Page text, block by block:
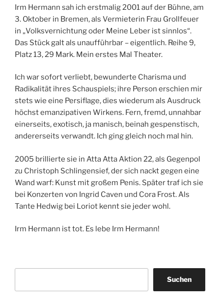
Irm Hermann sah ich erstmalig 2001 auf der Bühne, am
3. Oktober in Bremen, als Vermieterin Frau Grollfeuer
in „Volksvernichtung oder Meine Leber ist sinnlos“.
Das Stück galt als unaufführbar – eigentlich. Reihe 9,
Platz 13, 29 Mark. Mein erstes Mal Theater.
Ich war sofort verliebt, bewunderte Charisma und
Radikalität ihres Schauspiels; ihre Person erschien mir
stets wie eine Persiflage, dies wiederum als Ausdruck
höchst emanzipativen Wirkens. Fern, fremd, unnahbar
einerseits, exotisch, ja manisch, beinah gespenstisch,
andererseits verwandt. Ich ging gleich noch mal hin.
2005 brillierte sie in Atta Atta Aktion 22, als Gegenpol
zu Christoph Schlingensief, der sich nackt gegen eine
Wand warf: Kunst mit großem Penis. Später traf ich sie
bei Konzerten von Ingrid Caven und Cora Frost. Als
Tante Hedwig bei Loriot kennt sie jeder wohl.
Irm Hermann ist tot. Es lebe Irm Hermann!
Suchen